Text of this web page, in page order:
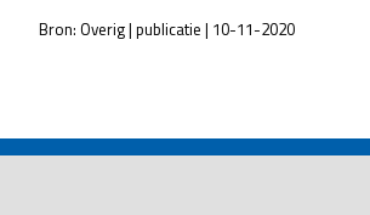
Bron: Overig | publicatie | 10-11-2020
NAVIGATION